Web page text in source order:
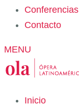
Conferencias
Contacto
MENU
Inicio